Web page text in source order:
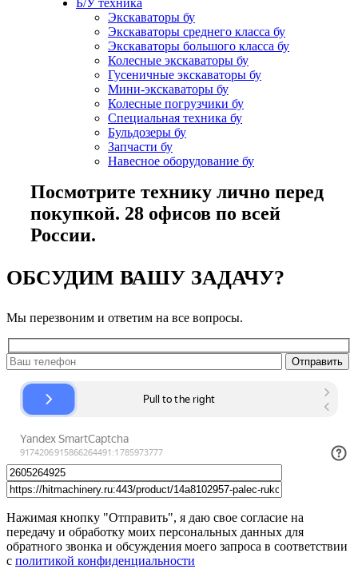
Экскаваторы бу
Экскаваторы среднего класса бу
Экскаваторы большого класса бу
Колесные экскаваторы бу
Гусеничные экскаваторы бу
Мини-экскаваторы бу
Колесные погрузчики бу
Специальная техника бу
Бульдозеры бу
Запчасти бу
Навесное оборудование бу
Посмотрите технику лично перед
покупкой. 28 офисов по всей
России.
ОБСУДИМ ВАШУ ЗАДАЧУ?
Мы перезвоним и ответим на все вопросы.
Нажимая кнопку "Отправить", я даю свое согласие на
передачу и обработку моих персональных данных для
обратного звонка и обсуждения моего запроса в соответствии
с политикой конфиденциальности